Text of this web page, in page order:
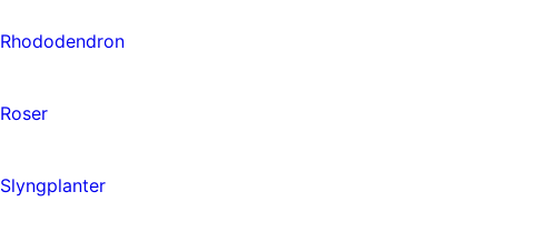
Rhododendron
Roser
Slyngplanter